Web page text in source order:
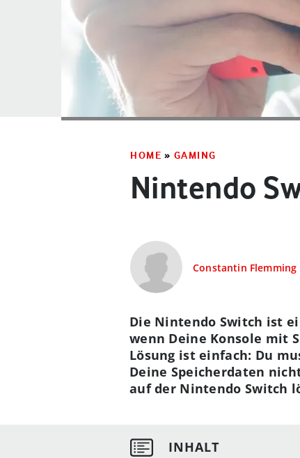
HOME » GAMING
Nintendo
Constantin Flemming
Die Nintendo Switch ist
wenn Deine Konsole mit
Lösung ist einfach: Du
Deine Speicherdaten
auf der Nintendo Switch